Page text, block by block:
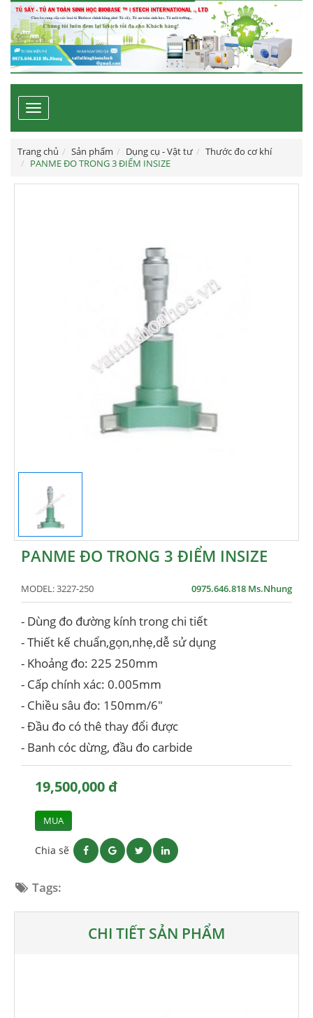
Toggle
navigation
Trang chủ Sản phẩm Dụng cụ - Vật tư
Thước đo cơ khí
PANME ĐO TRONG 3 ĐIỂM INSIZE
PANME ĐO TRONG 3 ĐIỂM INSIZE
MODEL:3227-250 0975.646.818 Ms.Nhung
- Dùng đo đường kính trong chi tiết
- Thiết kế chuẩn,gọn,nhẹ,dễ sử dụng
- Khoảng đo: 225 250mm
- Cấp chính xác: 0.005mm
- Chiều sâu đo: 150mm/6"
- Đầu đo có thê thay đổi được
- Banh cóc dừng, đầu đo carbide
19,500,000 đ
MUA
Chia sẽ
Tags:
CHI TIẾT SẢN PHẨM